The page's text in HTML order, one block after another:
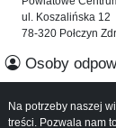
ul. Koszalińska 12
78-320 Połczyn
Osoby
Informacje o
Na potrzeby naszej
treści. Pozwala nam